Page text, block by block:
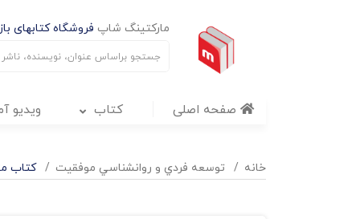
مارکتینگ شاپ فروشگاه کتابهای
صفحه اصلی کتاب ویدیو
خانه توسعه فردي و روانشناسي موفقيت کتاب مثل همیشه - 23